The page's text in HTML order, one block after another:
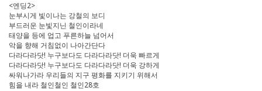
<엔딩2>
눈부시게 빛이나는 강철의 보디
부드러운 눈빛지닌 철인이라네
태양을 등에 업고 푸른하늘 넘어서
악을 향해 거침없이 나아간단다
다라다라닷! 누구보다도 다라다라닷! 더욱 빠르게
다라다라닷! 누구보다도 다라다라닷! 더욱 강하게
싸워나가라 우리들의 지구 평화를 지키기 위해서
힘을 내라 철인철인 철인28호